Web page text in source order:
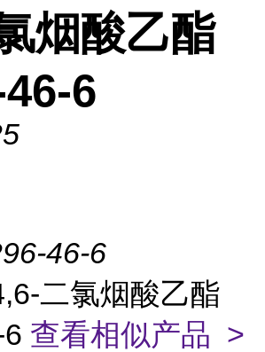
烟酸乙酯
6
46-6
二氯烟酸乙酯
查看相似产品 >